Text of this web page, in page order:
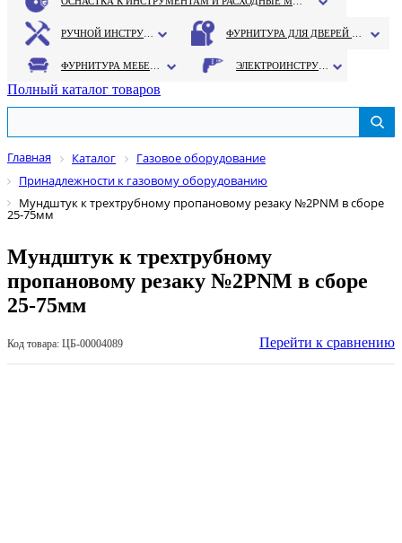
Полный каталог товаров
Главная Каталог
Газовое оборудование
Принадлежности к газовому оборудованию
Мундштук к трехтрубному пропановому резаку №2PNM в сборе
25-75мм
Мундштук к трехтрубному
пропановому резаку №2PNM в сборе
25-75мм
Код товара: ЦБ-00004089 Перейти к сравнению